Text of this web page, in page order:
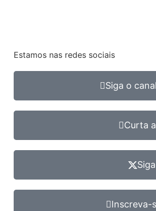
Estamos nas redes sociais
Siga o
Curta
Inscreva-